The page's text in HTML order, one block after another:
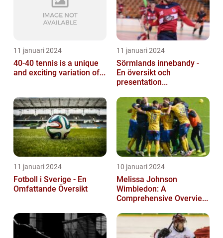
11 januari 2024
40-40 tennis is a unique
and exciting variation of...
11 januari 2024
Sörmlands innebandy -
En översikt och
presentation...
11 januari 2024
Fotboll i Sverige - En
Omfattande Översikt
10 januari 2024
Melissa Johnson
Wimbledon: A
Comprehensive Overvie...